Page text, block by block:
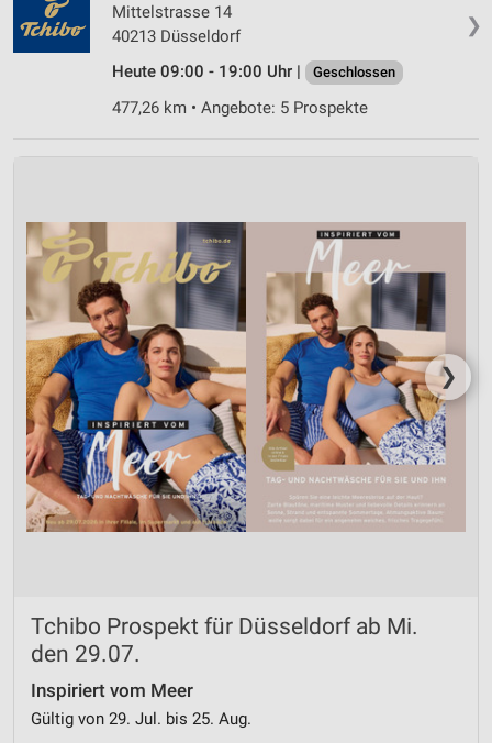
❯
Mittelstrasse 14
40213 Düsseldorf
Heute 09:00 - 19:00 Uhr |
Geschlossen
477,26 km • Angebote: 5 Prospekte
❯
Tchibo Prospekt für Düsseldorf ab Mi.
den 29.07.
Inspiriert vom Meer
Gültig von 29. Jul. bis 25. Aug.